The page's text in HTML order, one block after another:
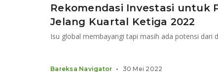
Rekomendasi Investasi untuk
Jelang Kuartal Ketiga 2022
Bareksa Navigator • 30 Mei 2022